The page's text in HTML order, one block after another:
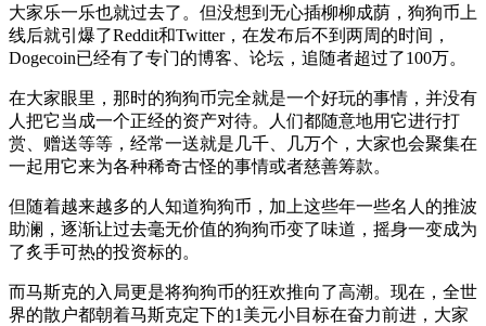
大家乐一乐也就过去了。但没想到无心插柳柳成荫，狗狗币上
线后就引爆了Reddit和Twitter，在发布后不到两周的时间，
Dogecoin已经有了专门的博客、论坛，追随者超过了100万。
在大家眼里，那时的狗狗币完全就是一个好玩的事情，并没有
人把它当成一个正经的资产对待。人们都随意地用它进行打
赏、赠送等等，经常一送就是几千、几万个，大家也会聚集在
一起用它来为各种稀奇古怪的事情或者慈善筹款。
但随着越来越多的人知道狗狗币，加上这些年一些名人的推波
助澜，逐渐让过去毫无价值的狗狗币变了味道，摇身一变成为
了炙手可热的投资标的。
而马斯克的入局更是将狗狗币的狂欢推向了高潮。现在，全世
界的散户都朝着马斯克定下的1美元小目标在奋力前进，大家